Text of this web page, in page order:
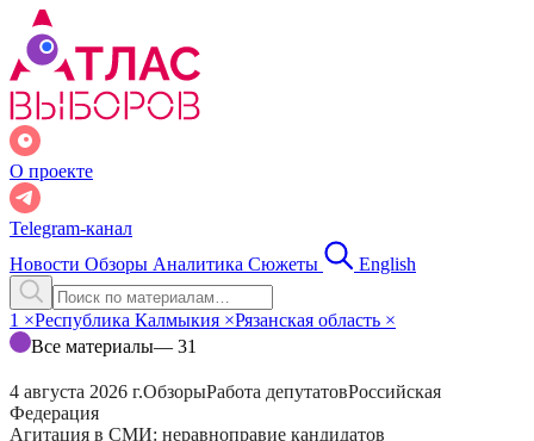
О проекте
Telegram-канал
Новости Обзоры Аналитика Сюжеты English
1 ×Республика Калмыкия ×Рязанская область ×
Все материалы— 31
4 августа 2026 г.ОбзорыРабота депутатовРоссийская
Федерация
Агитация в СМИ: неравноправие кандидатов